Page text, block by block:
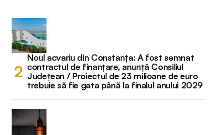
Noul acvariu din Constanța: A fost semnat
contractul de finanțare, anunță Consiliul
Județean / Proiectul de 23 milioane de euro
trebuie să fie gata până la finalul anului 2029